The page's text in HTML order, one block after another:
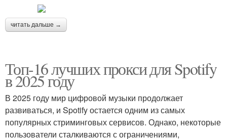
читать дальше →
Топ-16 лучших прокси для Spotify
в 2025 году
В 2025 году мир цифровой музыки продолжает
развиваться, и Spotify остается одним из самых
популярных стриминговых сервисов. Однако, некоторые
пользователи сталкиваются с ограничениями,